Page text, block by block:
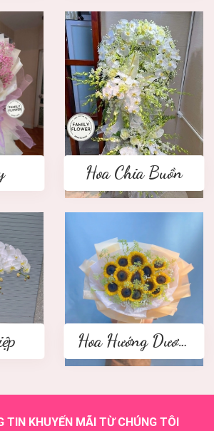
Hoa Chia Buồn
Hoa Hướng Dương
TIN KHUYẾN MÃI TỪ CHÚNG TÔI